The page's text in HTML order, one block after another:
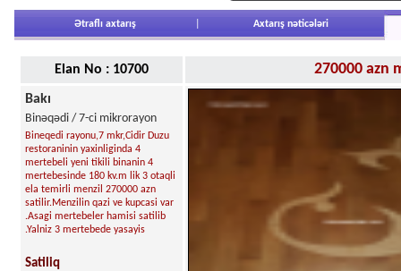
Ətraflı axtarış Axtarış nəticələri
Elan No : 10700 270000 azn
Bakı
Binəqədi / 7-ci mikrorayon
Bineqedi rayonu,7 mkr,Cidir Duzu
restoraninin yaxinliginda 4
mertebeli yeni tikili binanin 4
mertebesinde 180 kv.m lik 3 otaqli
ela temirli menzil 270000 azn
satilir.Menzilin qazi ve kupcasi var
.Asagi mertebeler hamisi satilib
.Yalniz 3 mertebede yasayis
Satiliq